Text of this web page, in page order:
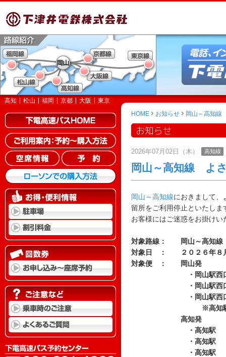
高知 松山 福岡 京都 大阪
東京
HOME
お知らせ 岡山～高知線
お知らせ
2026年07月02日（木） 高知線
岡山～高知線 よ
岡山～高知線におきまして、
留所をご利用停止といたし
お客様にはご迷惑をお掛け
対象路線： 岡山～高知線
対象日 ： ２０２６年８月
対象便 ： 岡山発
・岡山駅西口 13：
・岡山駅西口 15
・岡山駅西口 16：
※高知駅止
高知発
・高知駅 11：30
・高知駅 13
・高知駅 15：20